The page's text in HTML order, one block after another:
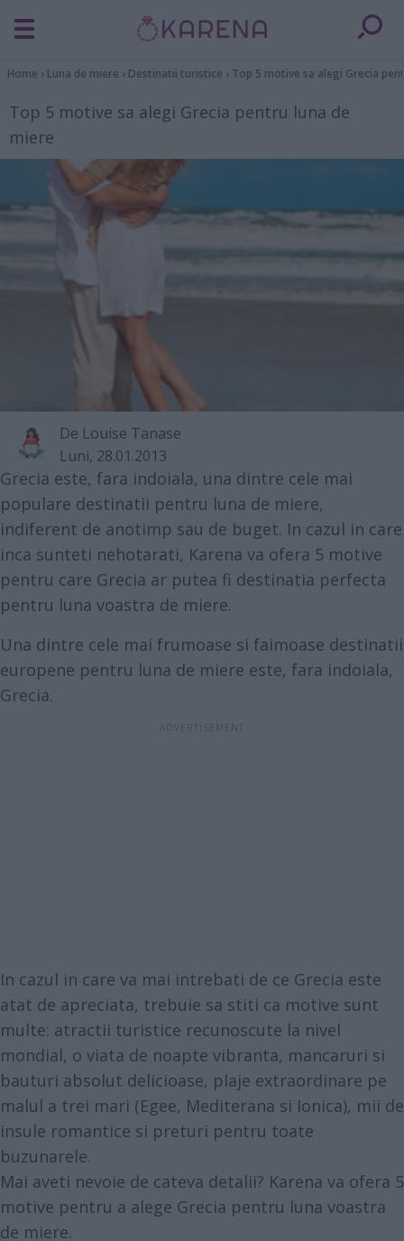
Home › Luna de miere › Destinatii turistice › Top 5 motive sa alegi Grecia
Top 5 motive sa alegi Grecia pentru luna de
miere
De Louise Tanase
Luni, 28.01.2013
Grecia este, fara indoiala, una dintre cele mai
populare destinatii pentru luna de miere,
indiferent de anotimp sau de buget. In cazul in care
inca sunteti nehotarati, Karena va ofera 5 motive
pentru care Grecia ar putea fi destinatia perfecta
pentru luna voastra de miere.
Una dintre cele mai frumoase si faimoase destinatii
europene pentru luna de miere este, fara indoiala,
Grecia.
In cazul in care va mai intrebati de ce Grecia este
atat de apreciata, trebuie sa stiti ca motive sunt
multe: atractii turistice recunoscute la nivel
mondial, o viata de noapte vibranta, mancaruri si
bauturi absolut delicioase, plaje extraordinare pe
malul a trei mari (Egee, Mediterana si Ionica), mii de
insule romantice si preturi pentru toate
buzunarele.
Mai aveti nevoie de cateva detalii? Karena va ofera 5
motive pentru a alege Grecia pentru luna voastra
de miere.